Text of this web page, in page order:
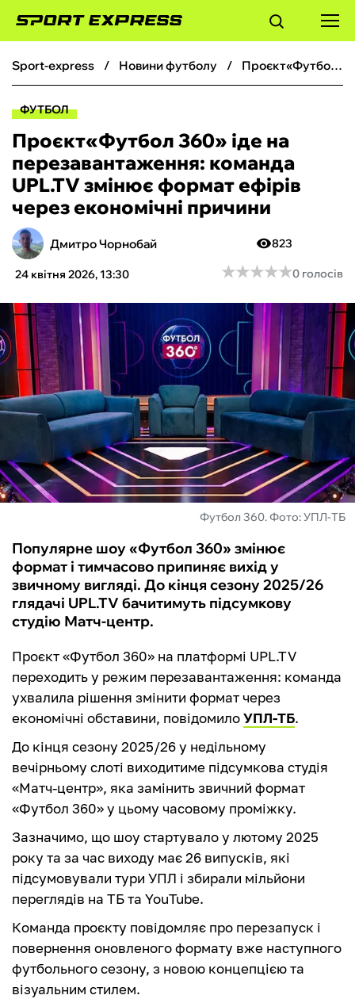
ФУТБОЛ
БОКС
ХОКЕЙ
ТЕНІС
КІБЕРСПОРТ
ЧС-2026
ФУТЗАЛ
ІНШІ
БУКМЕКЕРИ
sport-express новини футболу Проєкт«Футбол 360» іде на перезавантаження: команда UPL.TV змінює формат ефірів через економічні причини
ФУТБОЛ
Проєкт«Футбол 360» іде на
перезавантаження: команда
UPL.TV змінює формат ефірів
через економічні причини
Дмитро Чорнобай
24 квітня 2026, 13:30
823
★★★★★
★★★★★0 голосів
Футбол 360. Фото: УПЛ-ТБ
Популярне шоу «Футбол 360» змінює
формат і тимчасово припиняє вихід у
звичному вигляді. До кінця сезону 2025/26
глядачі UPL.TV бачитимуть підсумкову
студію Матч-центр.
Проєкт «Футбол 360» на платформі UPL.TV
переходить у режим перезавантаження: команда
ухвалила рішення змінити формат через
економічні обставини, повідомилоУПЛ-ТБ.
До кінця сезону 2025/26 у недільному
вечірньому слоті виходитиме підсумкова студія
«Матч-центр», яка замінить звичний формат
«Футбол 360» у цьому часовому проміжку.
Зазначимо, що шоу стартувало у лютому 2025
року та за час виходу має 26 випусків, які
підсумовували тури УПЛ і збирали мільйони
переглядів на ТБ та YouTube.
Команда проєкту повідомляє про перезапуск і
повернення оновленого формату вже наступного
футбольного сезону, з новою концепцією та
візуальним стилем.